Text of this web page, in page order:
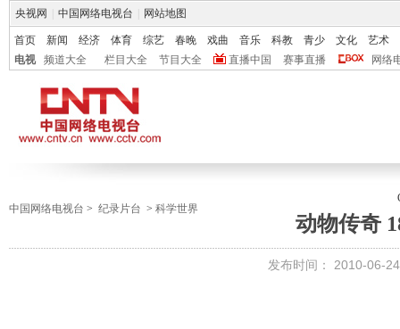
央视网 中国网络电视台 网站地图
首页 新闻 经济 体育 综艺 春晚 戏曲 音乐 科教 青少 文化
艺术
电视
频道大全 栏目大全 节目大全 直播中国 赛事直播 网络
中国网络电视台 > 纪录片台 > 科学世界
动物传奇
发布时间： 2010-06-